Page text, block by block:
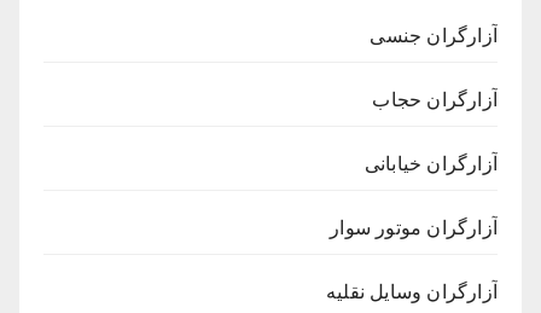
آزارگران جنسی
آزارگران حجاب
آزارگران خیابانی
آزارگران موتور سوار
آزارگران وسایل نقلیه